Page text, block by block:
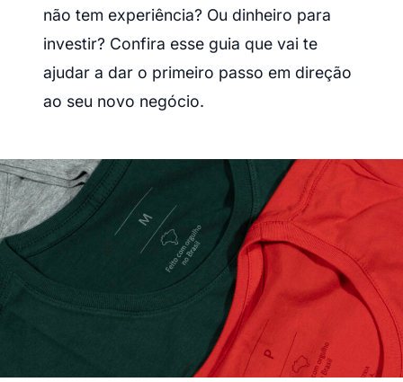
não tem experiência? Ou dinheiro para
investir? Confira esse guia que vai te
ajudar a dar o primeiro passo em direção
ao seu novo negócio.